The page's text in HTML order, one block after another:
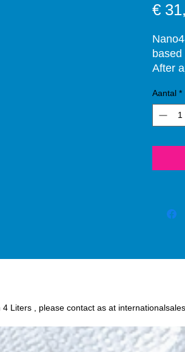
€
After
SiO2
and
Aantal *
Liters , please contact as at